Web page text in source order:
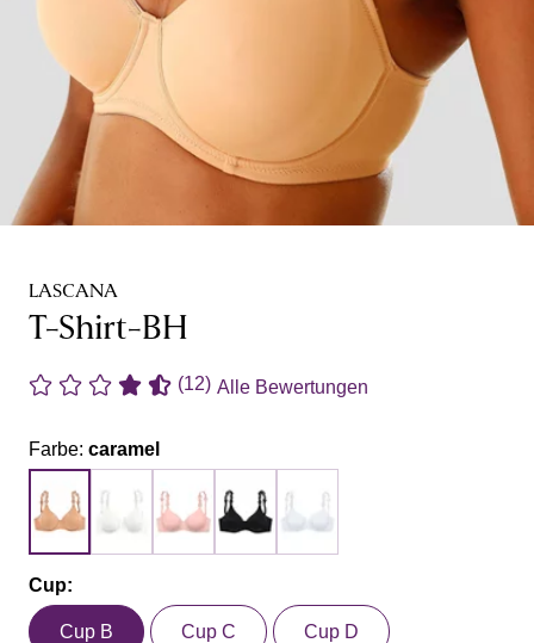
LASCANA
T-Shirt-BH
(12) Alle Bewertungen
Farbe: caramel
Cup:
Cup B Cup C Cup D